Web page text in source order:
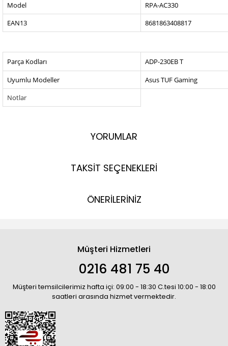
Model
RPA-AC330
EAN13
8681863408817
Parça Kodları
ADP-230EB T
Uyumlu Modeller
Asus TUF Gaming
Notlar
YORUMLAR
TAKSİT SEÇENEKLERİ
ÖNERİLERİNİZ
Müşteri Hizmetleri
0216 481 75 40
Müşteri temsilcilerimiz hafta içi: 09:00 - 18:30 C.tesi 10:00 - 18:00
saatleri arasında hizmet vermektedir.